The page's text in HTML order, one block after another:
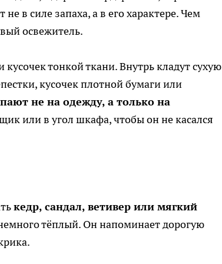
в силе запаха, а в его характере. Чем
освежитель.
тонкой ткани. Внутрь кладут сухую
кусочек плотной бумаги или
не на одежду, а только на
или в угол шкафа, чтобы он не касался
кедр, сандал, ветивер или мягкий
тёплый. Он напоминает дорогую